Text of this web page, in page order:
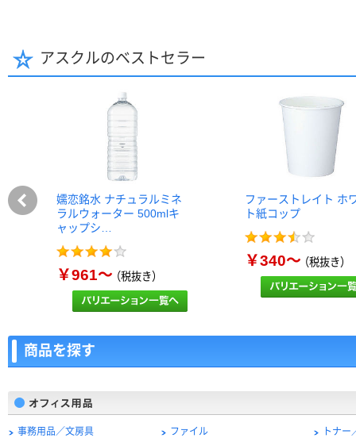
アスクルのベストセラー
嬬恋銘水 ナチュラルミネ
ラルウォーター 500mlキ
ャップシ…
￥961～（税抜き）
ファーストレイト ホ
ト紙コップ
￥340～（税抜き）
商品を探す
事務用品／文房具 ファイル トナ